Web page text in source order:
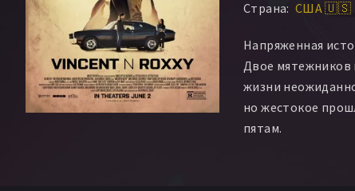
Патрик Кернс
Трой Компас
Эмануэл Брукс
Джен Гитру
Страна: США 🇺🇸
Напряженная
Двое мятежников
жизни
но жестокое
пятам.